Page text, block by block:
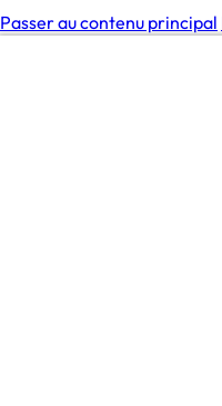
Passer au contenu principal